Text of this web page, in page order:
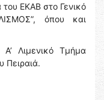
ΕΚΑΒ στο Γενικό
όπου και
Α’ Λιμενικό Τμήμα
Πειραιά.